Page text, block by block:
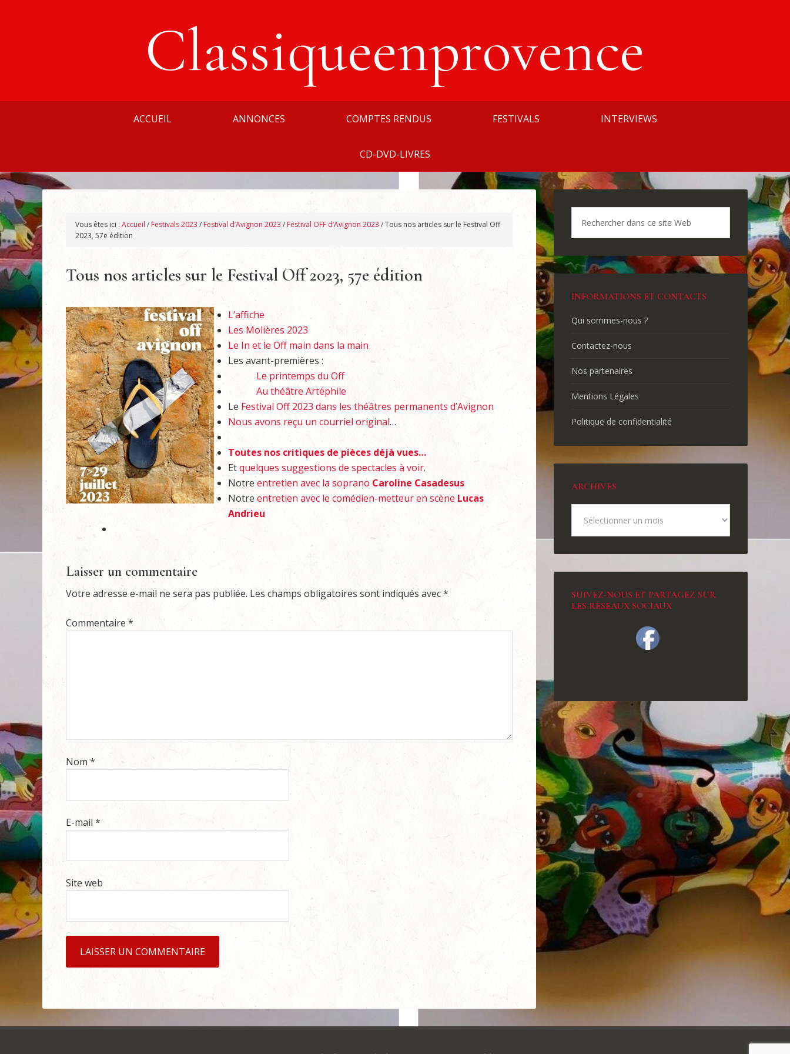
Classiqueenprovence
ACCUEIL ANNONCES COMPTES RENDUS FESTIVALS INTERVIEWS
CD-DVD-LIVRES
Vous êtes ici : Accueil / Festivals 2023 / Festival d’Avignon 2023 / Festival OFF d’Avignon 2023 /Tous nos articles sur le Festival Off
2023, 57e édition
Tous nos articles sur le Festival Off 2023, 57e édition
L’affiche
Les Molières 2023
Le In et le Off main dans la main
Les avant-premières :
Le printemps du Off
Au théâtre Artéphile
Le Festival Off 2023 dans les théâtres permanents d’Avignon
Nous avons reçu un courriel original…
Toutes nos critiques de pièces déjà vues…
Etquelques suggestions de spectacles à voir.
Notre entretien avec la soprano Caroline Casadesus
Notre entretien avec le comédien-metteur en scène Lucas
Andrieu
Laisser un commentaire
Votre adresse e-mail ne sera pas publiée. Les champs obligatoires sont indiqués avec*
Commentaire *
Nom *
E-mail *
Site web
INFORMATIONS ET CONTACTS
Qui sommes-nous ?
Contactez-nous
Nos partenaires
Mentions Légales
Politique de confidentialité
ARCHIVES
SUIVEZ-NOUS ET PARTAGEZ SUR
LES RÉSEAUX SOCIAUX